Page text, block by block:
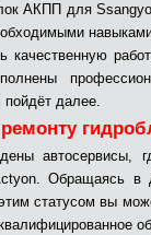
АКПП для
качественную
пойдёт далее.
автосервисы,
Обращаясь в
статусом вы